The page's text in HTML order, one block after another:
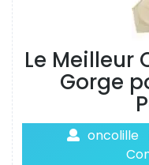
Le Meilleur
Gorge
oncolille